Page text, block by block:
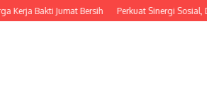
Bakti Jumat Bersih Perkuat Sinergi Sosial,